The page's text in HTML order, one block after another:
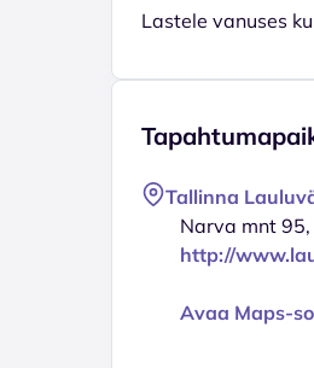
Lastele vanuses
Tallinna
Narva mnt
http://
Avaa Maps-